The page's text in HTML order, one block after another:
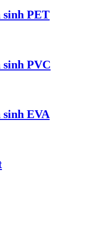
sinh PET
PVC
sinh EVA